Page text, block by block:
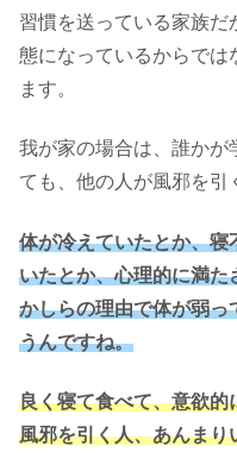
習慣を送っている家族だ
態になっているからでは
ます。
我が家の場合は、誰かが
ても、他の人が風邪を引
体が冷えていたとか、寝
いたとか、心理的に満た
かしらの理由で体が弱っ
うんですね。
良く寝て食べて、意欲的
風邪を引く人、あんまり